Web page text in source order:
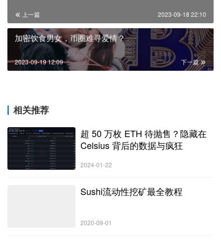
上一篇 2023-09-18 22:10
加密饮食男女，币圈难寻爱情？
下一篇
2023-09-19 12:09
相关推荐
超 50 万枚 ETH 待抛售？隐藏在
Celsius 背后的数据与疯狂
2024-01-22
Sushi流动性挖矿最全教程
2020-09-01